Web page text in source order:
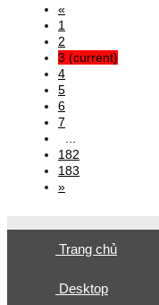
«
1
2
3 (current)
4
5
6
7
182
183
»
Trang chủ
Desktop